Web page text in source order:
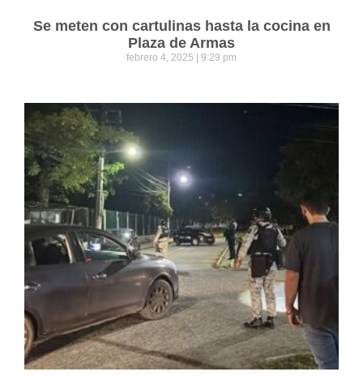
Se meten con cartulinas hasta la cocina en
Plaza de Armas
febrero 4, 2025 9:29 pm